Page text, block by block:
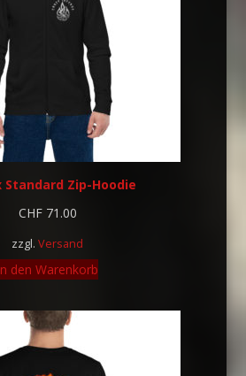
Standard Zip-Hoodie
CHF71.00
zzgl.Versand
den Warenkorb